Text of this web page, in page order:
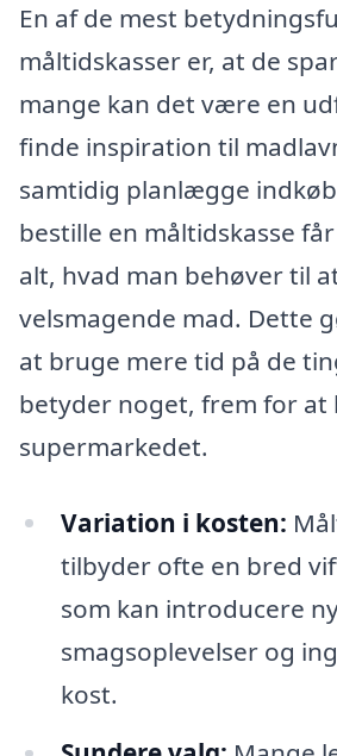
En af de mest
måltidskasser er, at de
mange kan det være en
finde inspiration til
samtidig planlægge
bestille en måltidskasse
alt, hvad man behøver til
velsmagende mad. Dette
at bruge mere tid på de
betyder noget, frem for at
supermarkedet.
Variation i kosten:
tilbyder ofte en bred
som kan introducere
smagsoplevelser og
kost.